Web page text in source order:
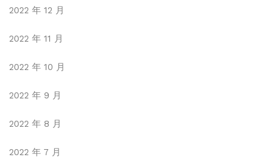
2022 年 12 月
2022 年 11 月
2022 年 10 月
2022 年 9 月
2022 年 8 月
2022 年 7 月